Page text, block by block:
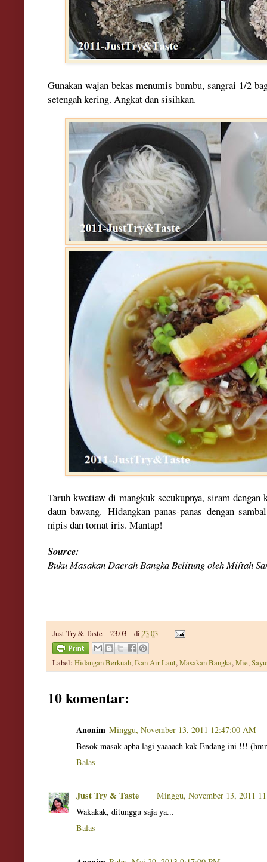
Gunakan wajan bekas menumis bumbu, sangrai 1/2
setengah kering. Angkat dan sisihkan.
Taruh kwetiaw di mangkuk secukupnya, siram
daun bawang. Hidangkan panas-panas dengan
nipis dan tomat iris. Mantap!
Source:
Buku Masakan Daerah Bangka Belitung oleh Miftah
Just Try & Taste 23.03 di 23.03
Label: Hidangan Berkuah,Ikan Air Laut,Masakan Bangka,Mie,
10 komentar:
Anonim Minggu, November 13, 2011 12:47:00 AM
Besok masak apha lagi yaaaach kak Endang ini !!!
Balas
Just Try & Taste
Minggu, November 13, 2011
Wakakak, ditunggu saja ya...
Balas